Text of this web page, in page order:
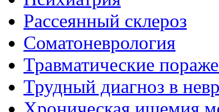
Рассеянный склероз
Соматоневрология
Травматические
Трудный диагноз в